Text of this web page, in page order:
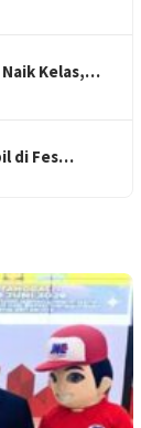
Naik Kelas,…
di Fes…